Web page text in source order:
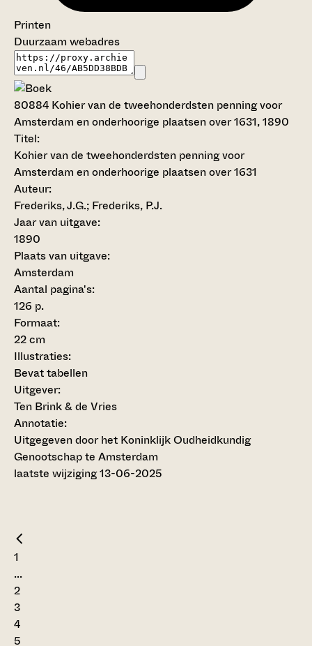
Printen
Duurzaam webadres
80884 Kohier van de tweehonderdsten penning voor
Amsterdam en onderhoorige plaatsen over 1631, 1890
Titel:
Kohier van de tweehonderdsten penning voor
Amsterdam en onderhoorige plaatsen over 1631
Auteur:
Frederiks, J.G.; Frederiks, P.J.
Jaar van uitgave:
1890
Plaats van uitgave:
Amsterdam
Aantal pagina's:
126 p.
Formaat:
22 cm
Illustraties:
Bevat tabellen
Uitgever:
Ten Brink & de Vries
Annotatie:
Uitgegeven door het Koninklijk Oudheidkundig
Genootschap te Amsterdam
laatste wijziging 13-06-2025
1
...
2
3
4
5